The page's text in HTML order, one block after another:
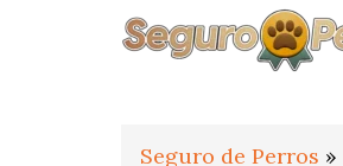
Seguro de Perros »